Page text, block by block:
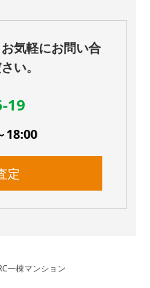
気軽にお問い合
い。
19
18:00
定
一棟マンション